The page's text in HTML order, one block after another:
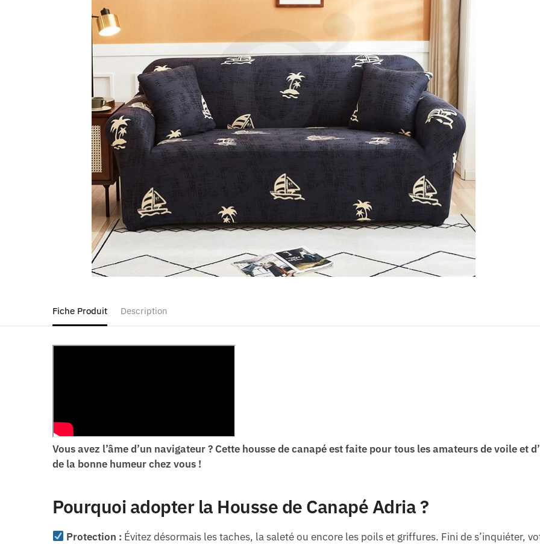
Fiche Produit Description
Vous avez l’âme d’un navigateur ? Cette housse de canapé est faite pour tous les amateurs de voile et
de la bonne humeur chez vous !
Pourquoi adopter la Housse de Canapé Adria ?
Protection : Évitez désormais les taches, la saleté ou encore les poils et griffures. Fini de s’inquiéter,